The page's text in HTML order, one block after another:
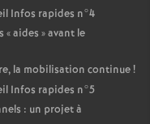
Infos rapides n°4
«aides » avant le
la mobilisation continue!
Infos rapides n°5
: un projet à